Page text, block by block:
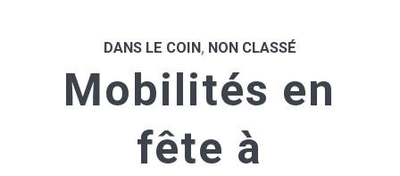
DANS LE COIN , NON CLASSÉ
Mobilités en
fête à